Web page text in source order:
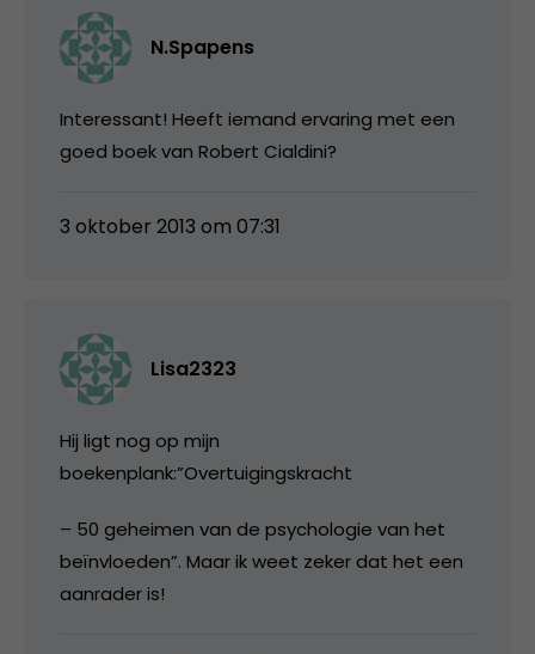
N.Spapens
Interessant! Heeft iemand ervaring met een
goed boek van Robert Cialdini?
3 oktober 2013 om 07:31
Lisa2323
Hij ligt nog op mijn
boekenplank:”Overtuigingskracht
– 50 geheimen van de psychologie van het
beïnvloeden”. Maar ik weet zeker dat het een
aanrader is!